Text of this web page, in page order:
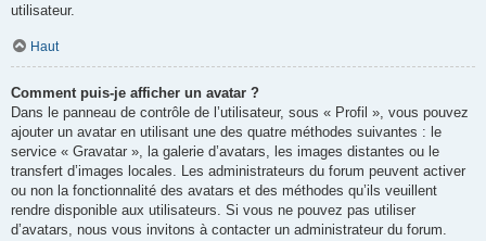
utilisateur.
Haut
Comment puis-je afficher un avatar ?
Dans le panneau de contrôle de l’utilisateur, sous « Profil », vous pouvez
ajouter un avatar en utilisant une des quatre méthodes suivantes : le
service « Gravatar », la galerie d’avatars, les images distantes ou le
transfert d’images locales. Les administrateurs du forum peuvent activer
ou non la fonctionnalité des avatars et des méthodes qu’ils veuillent
rendre disponible aux utilisateurs. Si vous ne pouvez pas utiliser
d’avatars, nous vous invitons à contacter un administrateur du forum.